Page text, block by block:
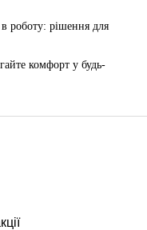
роботу: рішення для
комфорт у будь-